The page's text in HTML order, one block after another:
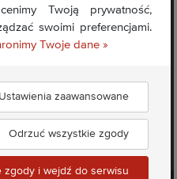
Twoją prywatność,
swoimi preferencjami.
Twoje dane »
Ustawienia zaawansowane
Odrzuć wszystkie zgody
zgody i wejdź do serwisu